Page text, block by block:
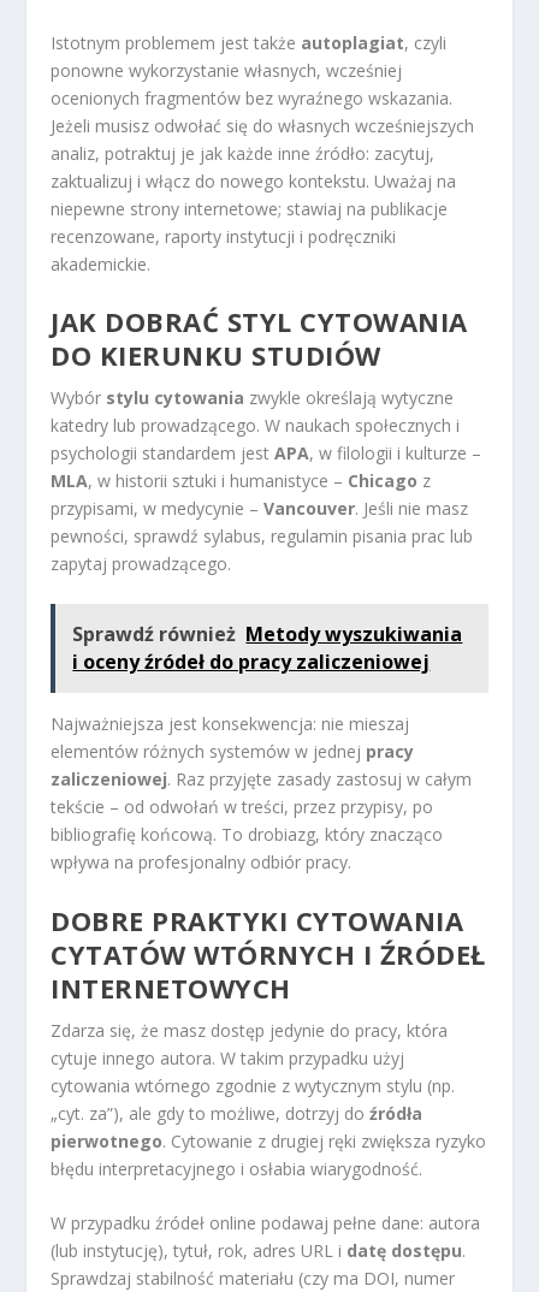
Istotnym problemem jest także autoplagiat, czyli
ponowne wykorzystanie własnych, wcześniej
ocenionych fragmentów bez wyraźnego wskazania.
Jeżeli musisz odwołać się do własnych wcześniejszych
analiz, potraktuj je jak każde inne źródło: zacytuj,
zaktualizuj i włącz do nowego kontekstu. Uważaj na
niepewne strony internetowe; stawiaj na publikacje
recenzowane, raporty instytucji i podręczniki
akademickie.
JAK DOBRAĆ STYL CYTOWANIA
DO KIERUNKU STUDIÓW
Wybór stylu cytowania zwykle określają wytyczne
katedry lub prowadzącego. W naukach społecznych i
psychologii standardem jestAPA, w filologii i kulturze –
MLA, w historii sztuki i humanistyce – Chicago z
przypisami, w medycynie –Vancouver. Jeśli nie masz
pewności, sprawdź sylabus, regulamin pisania prac lub
zapytaj prowadzącego.
Sprawdź również Metody wyszukiwania
i oceny źródeł do pracy zaliczeniowej
Najważniejsza jest konsekwencja: nie mieszaj
elementów różnych systemów w jednej pracy
zaliczeniowej. Raz przyjęte zasady zastosuj w całym
tekście – od odwołań w treści, przez przypisy, po
bibliografię końcową. To drobiazg, który znacząco
wpływa na profesjonalny odbiór pracy.
DOBRE PRAKTYKI CYTOWANIA
CYTATÓW WTÓRNYCH I ŹRÓDEŁ
INTERNETOWYCH
Zdarza się, że masz dostęp jedynie do pracy, która
cytuje innego autora. W takim przypadku użyj
cytowania wtórnego zgodnie z wytycznym stylu (np.
„cyt. za”), ale gdy to możliwe, dotrzyj doźródła
pierwotnego. Cytowanie z drugiej ręki zwiększa ryzyko
błędu interpretacyjnego i osłabia wiarygodność.
W przypadku źródeł online podawaj pełne dane: autora
(lub instytucję), tytuł, rok, adres URL i datę dostępu.
Sprawdzaj stabilność materiału (czy ma DOI, numer